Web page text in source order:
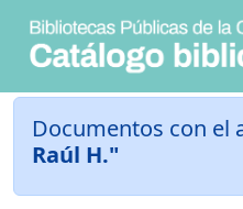
Documentos con el
Raúl H."